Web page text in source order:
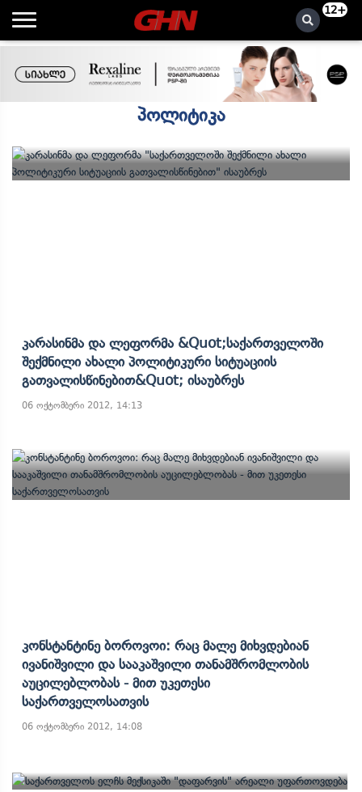
12+
პოლიტიკა
Კარასინმა Და Ლეფორმა &quot;საქართველოში
Შექმნილი Ახალი Პოლიტიკური Სიტუაციის
Გათვალისწინებით&quot; Ისაუბრეს
06 ოქტომბერი 2012, 14:13
Კონსტანტინე Ბოროვოი: Რაც Მალე Მიხვდებიან
Ივანიშვილი Და Სააკაშვილი Თანამშრომლობის
Აუცილებლობას - Მით Უკეთესი
Საქართველოსათვის
06 ოქტომბერი 2012, 14:08